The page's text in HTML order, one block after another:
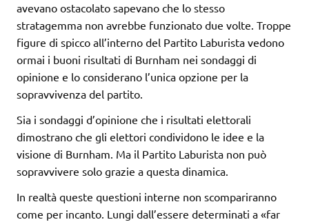
avevano ostacolato sapevano che lo stesso
stratagemma non avrebbe funzionato due volte. Troppe
figure di spicco all’interno del Partito Laburista vedono
ormai i buoni risultati di Burnham nei sondaggi di
opinione e lo considerano l’unica opzione per la
sopravvivenza del partito.
Sia i sondaggi d’opinione che i risultati elettorali
dimostrano che gli elettori condividono le idee e la
visione di Burnham. Ma il Partito Laburista non può
sopravvivere solo grazie a questa dinamica.
In realtà queste questioni interne non scompariranno
come per incanto. Lungi dall’essere determinati a «far